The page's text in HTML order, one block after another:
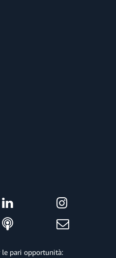
le pari opportunità: